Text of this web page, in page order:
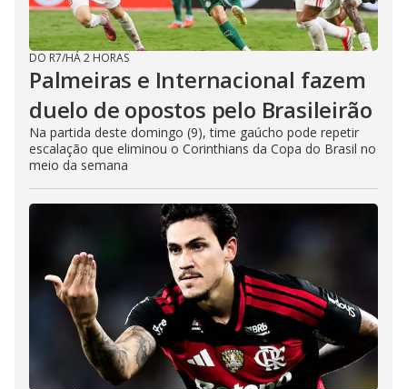
DO R7/HÁ 2 HORAS
Palmeiras e Internacional fazem
duelo de opostos pelo Brasileirão
Na partida deste domingo (9), time gaúcho pode repetir
escalação que eliminou o Corinthians da Copa do Brasil no
meio da semana